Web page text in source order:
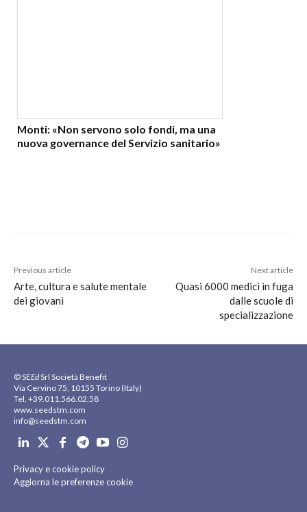
Monti: «Non servono solo fondi, ma una
nuova governance del Servizio sanitario»
Previous article
Arte, cultura e salute mentale
dei giovani
Next article
Quasi 6000 medici in fuga
dalle scuole di
specializzazione
© SEEdSrl Società Benefit
Via Cervino 75, 10155 Torino (Italy)
Tel. +39.011.566.02.58
www.seedstm.com
info@seedstm.com
Privacy e cookie policy
Aggiorna le preferenze cookie